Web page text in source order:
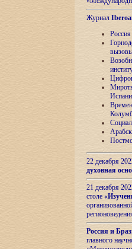
Журнал
22 декабря
духовная
21 декабря
столе
Россия и
главного